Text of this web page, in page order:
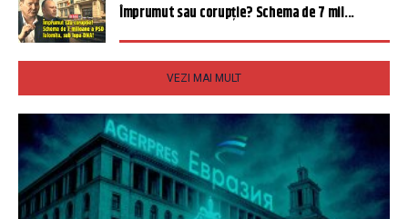
Împrumut sau corupție? Schema de 7 mil...
VEZI MAI MULT